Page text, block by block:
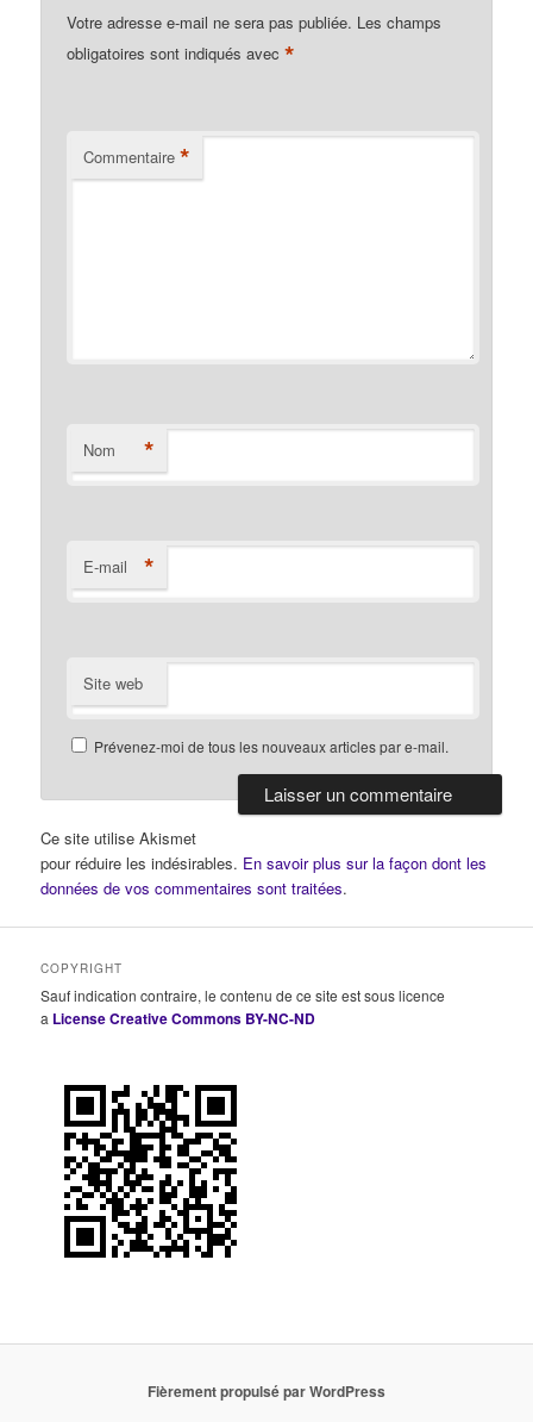
Votre adresse e-mail ne sera pas publiée. Les champs
obligatoires sont indiqués avec*
Commentaire *
Nom *
E-mail *
Site web
Prévenez-moi de tous les nouveaux articles par e-mail.
Ce site utilise Akismet
pour réduire les indésirables. En savoir plus sur la façon dont les
données de vos commentaires sont traitées.
COPYRIGHT
Sauf indication contraire, le contenu de ce site est sous licence
a License Creative Commons BY-NC-ND
Fièrement propulsé par WordPress